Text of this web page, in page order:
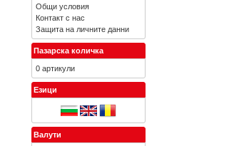
Общи условия
Контакт с нас
Защита на личните данни
Пазарска количка
0 артикули
Езици
Валути